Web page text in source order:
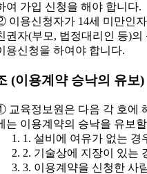
여 가입 신청을 해야 합니다.
이용신청자가 14세 미만인
권자(부모, 법정대리인 등)의
용신청을 하여야 합니다.
(이용계약 승낙의 유보)
교육정보원은 다음 각 호에
는 이용계약의 승낙을 유보
1. 설비에 여유가 없는 경
2. 기술상에 지장이 있는
3. 이용계약을 신청한 사